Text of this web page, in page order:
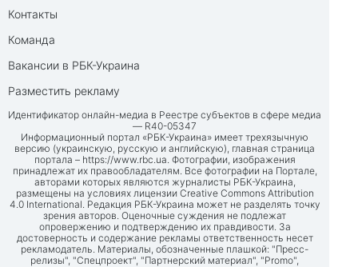
Контакты
Команда
Вакансии в РБК-Украина
Разместить рекламу
Идентификатор онлайн-медиа в Реестре субъектов в сфере медиа
— R40-05347
Информационный портал «РБК-Украина» имеет трехязычную
версию (украинскую, русскую и английскую), главная страница
портала – https://www.rbc.ua. Фотографии, изображения
принадлежат их правообладателям. Все фотографии на Портале,
авторами которых являются журналисты РБК-Украина,
размещены на условиях лицензии Creative Commons Attribution
4.0 International. Редакция РБК-Украина может не разделять точку
зрения авторов. Оценочные суждения не подлежат
опровержению и подтверждению их правдивости. За
достоверность и содержание рекламы ответственность несет
рекламодатель. Материалы, обозначенные плашкой: "Пресс-
релизы", "Спецпроект", "Партнерский материал", "Promo",